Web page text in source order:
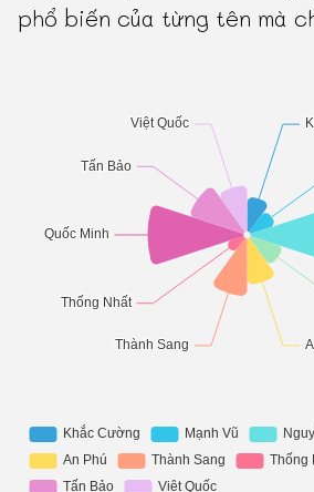
phổ biến của từng tên mà